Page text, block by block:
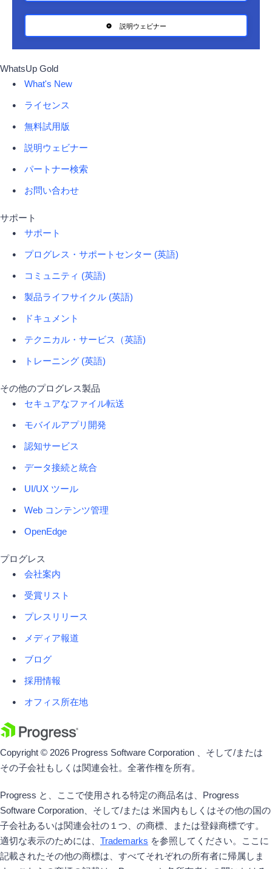
説明ウェビナー
WhatsUp Gold
What's New
ライセンス
無料試用版
説明ウェビナー
パートナー検索
お問い合わせ
サポート
サポート
プログレス・サポートセンター (英語)
コミュニティ (英語)
製品ライフサイクル (英語)
ドキュメント
テクニカル・サービス（英語)
トレーニング (英語)
その他のプログレス製品
セキュアなファイル転送
モバイルアプリ開発
認知サービス
データ接続と統合
UI/UX ツール
Web コンテンツ管理
OpenEdge
プログレス
会社案内
受賞リスト
プレスリリース
メディア報道
ブログ
採用情報
オフィス所在地
Copyright © 2026 Progress Software Corporation 、そして/または
その子会社もしくは関連会社。全著作権を所有。
Progress と、ここで使用される特定の商品名は、Progress
Software Corporation、そして/または 米国内もしくはその他の国の
子会社あるいは関連会社の１つ、の商標、または登録商標です。
適切な表示のためには、 Trademarks を参照してください。ここに
記載されたその他の商標は、すべてそれぞれの所有者に帰属しま